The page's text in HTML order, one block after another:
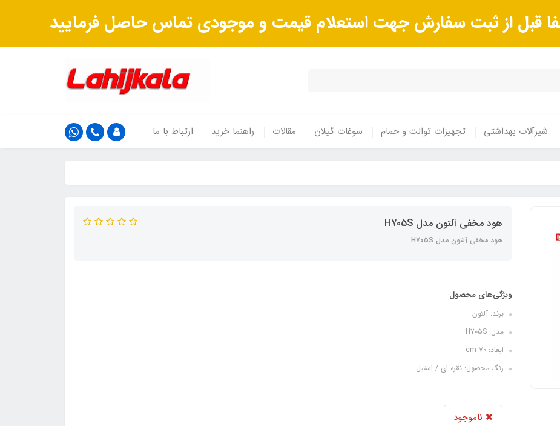
قبل از ثبت سفارش جهت استعلام قیمت و موجودی تماس حاصل فرمایید
شیرآلات بهداشتی تجهیزات توالت و حمام سوغات گیلان مقالات راهنما خرید ارتباط با ما
هود مخفی آلتون مدل H705S
هود مخفی آلتون مدل H705S
ویژگی‌های محصول
برند: آلتون
مدل: H705S
ابعاد: ۷۰ cm
رنگ محصول: نقره ای / استیل
ناموجود